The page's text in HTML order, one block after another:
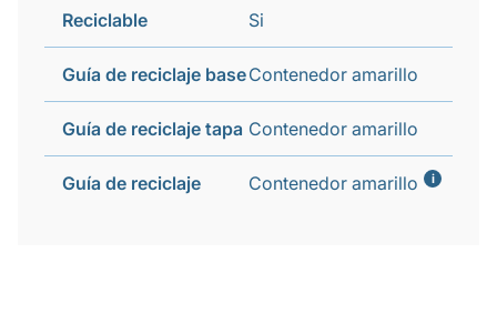
Reciclable Si
Guía de reciclaje baseContenedor amarillo
Guía de reciclaje tapa Contenedor amarillo
Guía de reciclaje Contenedor amarillo i